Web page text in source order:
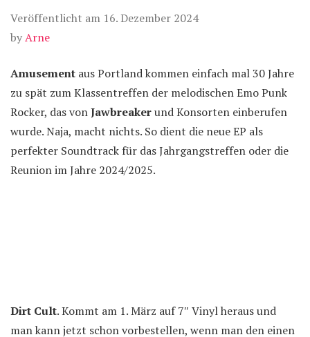
Veröffentlicht am 16. Dezember 2024
byArne
Amusement aus Portland kommen einfach mal 30 Jahre
zu spät zum Klassentreffen der melodischen Emo Punk
Rocker, das vonJawbreakerund Konsorten einberufen
wurde. Naja, macht nichts. So dient die neue EP als
perfekter Soundtrack für das Jahrgangstreffen oder die
Reunion im Jahre 2024/2025.
Dirt Cult. Kommt am 1. März auf 7″ Vinyl heraus und
man kann jetzt schon vorbestellen, wenn man den einen